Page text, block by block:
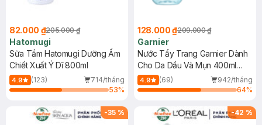
82.000 ₫205.000 ₫
Hatomugi
Sữa Tắm Hatomugi Dưỡng Ẩm
Chiết Xuất Ý Dĩ 800ml
4.9 (123)
714/tháng
53%
128.000 ₫209.000 ₫
Garnier
Nước Tẩy Trang Garnier Dành
Cho Da Dầu Và Mụn 400ml
(Mới)
4.9 (69)
942/tháng
64%
-35 % -42 %